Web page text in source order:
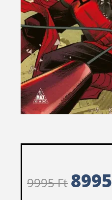
9995Ft 8995